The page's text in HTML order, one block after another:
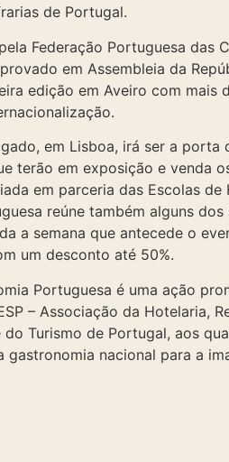
de Portugal.
Federação Portuguesa das
em Assembleia da
edição em Aveiro com
em Lisboa, irá ser a
terão em exposição e venda
em parceria das Escolas
reúne também alguns
a semana que antecede o
um desconto até 50%.
Portuguesa é uma ação
– Associação da Hotelaria,
Turismo de Portugal, aos
gastronomia nacional para a